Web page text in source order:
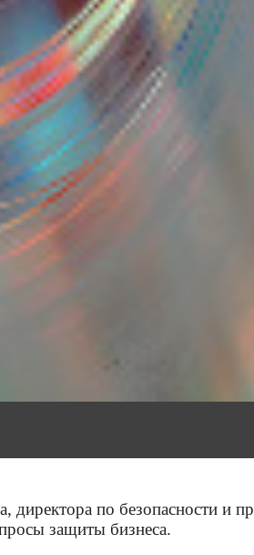
по безопасности и
защиты бизнеса.